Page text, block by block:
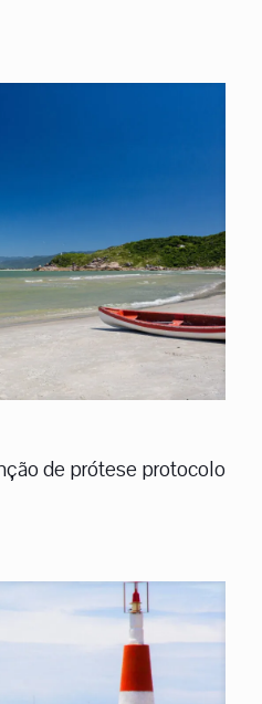
de prótese protocolo